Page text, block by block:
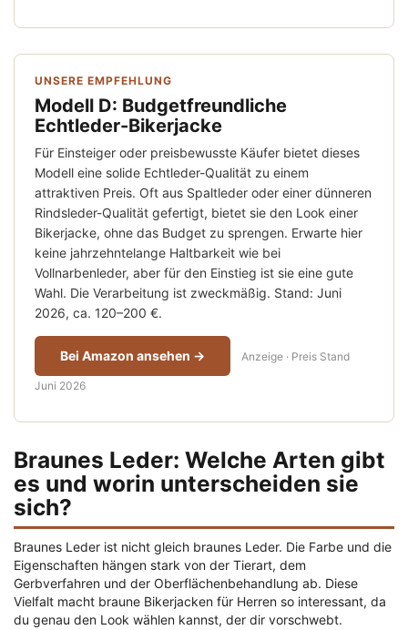
UNSERE EMPFEHLUNG
Modell D: Budgetfreundliche
Echtleder-Bikerjacke
Für Einsteiger oder preisbewusste Käufer bietet dieses
Modell eine solide Echtleder-Qualität zu einem
attraktiven Preis. Oft aus Spaltleder oder einer dünneren
Rindsleder-Qualität gefertigt, bietet sie den Look einer
Bikerjacke, ohne das Budget zu sprengen. Erwarte hier
keine jahrzehntelange Haltbarkeit wie bei
Vollnarbenleder, aber für den Einstieg ist sie eine gute
Wahl. Die Verarbeitung ist zweckmäßig. Stand: Juni
2026, ca. 120–200 €.
Bei Amazon ansehen → Anzeige · Preis Stand
Juni 2026
Braunes Leder: Welche Arten gibt
es und worin unterscheiden sie
sich?
Braunes Leder ist nicht gleich braunes Leder. Die Farbe und die
Eigenschaften hängen stark von der Tierart, dem
Gerbverfahren und der Oberflächenbehandlung ab. Diese
Vielfalt macht braune Bikerjacken für Herren so interessant, da
du genau den Look wählen kannst, der dir vorschwebt.